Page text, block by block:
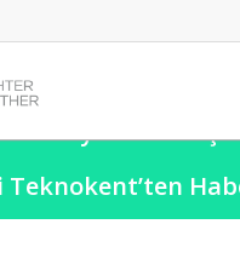
ve
Teknokent’ten